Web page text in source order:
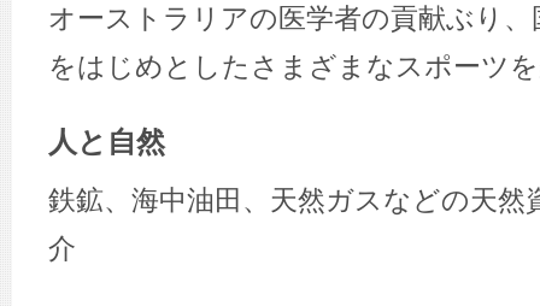
オーストラリアの医学者の貢献ぶり
をはじめとしたさまざまなスポーツ
人と自然
鉄鉱、海中油田、天然ガスなどの天然
介